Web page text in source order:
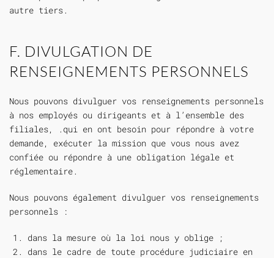
autre tiers.
F. DIVULGATION DE
RENSEIGNEMENTS PERSONNELS
Nous pouvons divulguer vos renseignements personnels
à nos employés ou dirigeants et à l’ensemble des
filiales, .qui en ont besoin pour répondre à votre
demande, exécuter la mission que vous nous avez
confiée ou répondre à une obligation légale et
réglementaire.
Nous pouvons également divulguer vos renseignements
personnels :
dans la mesure où la loi nous y oblige ;
dans le cadre de toute procédure judiciaire en